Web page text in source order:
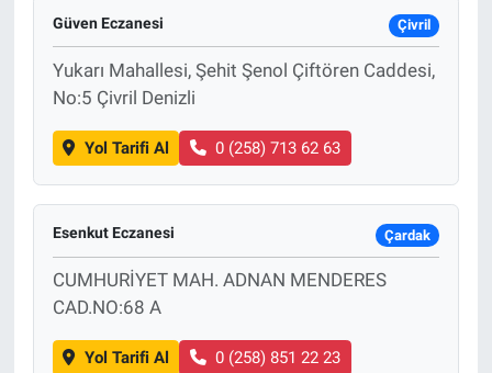
Güven Eczanesi Çivril
Yukarı Mahallesi, Şehit Şenol Çiftören Caddesi,
No:5 Çivril Denizli
Yol Tarifi Al 0 (258) 713 62 63
Esenkut Eczanesi Çardak
CUMHURİYET MAH. ADNAN MENDERES
CAD.NO:68 A
Yol Tarifi Al 0 (258) 851 22 23